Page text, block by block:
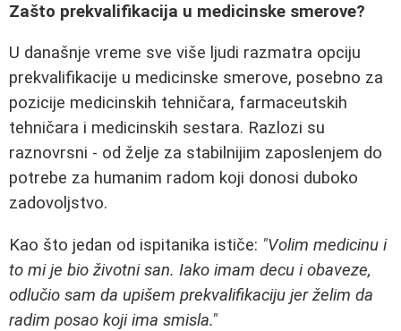
Zašto prekvalifikacija u medicinske smerove?
U današnje vreme sve više ljudi razmatra opciju
prekvalifikacije u medicinske smerove, posebno za
pozicije medicinskih tehničara, farmaceutskih
tehničara i medicinskih sestara. Razlozi su
raznovrsni - od želje za stabilnijim zaposlenjem do
potrebe za humanim radom koji donosi duboko
zadovoljstvo.
Kao što jedan od ispitanika ističe: "Volim medicinu i
to mi je bio životni san. Iako imam decu i obaveze,
odlučio sam da upišem prekvalifikaciju jer želim da
radim posao koji ima smisla."